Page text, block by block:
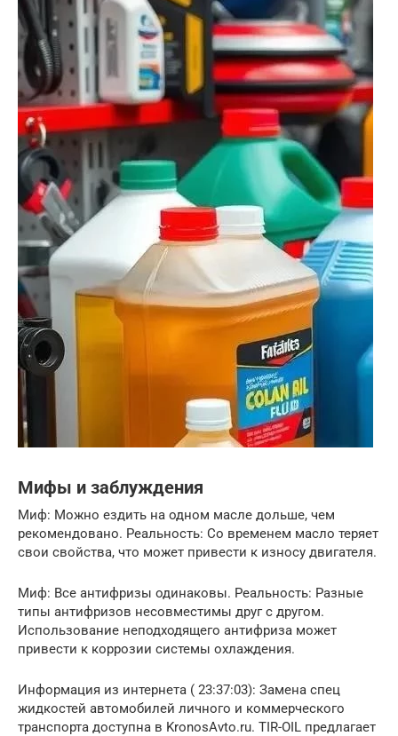
Мифы и заблуждения
Миф: Можно ездить на одном масле дольше, чем
рекомендовано. Реальность: Со временем масло теряет
свои свойства, что может привести к износу двигателя.
Миф: Все антифризы одинаковы. Реальность: Разные
типы антифризов несовместимы друг с другом.
Использование неподходящего антифриза может
привести к коррозии системы охлаждения.
Информация из интернета ( 23:37:03): Замена спец
жидкостей автомобилей личного и коммерческого
транспорта доступна в KronosAvto.ru. TIR-OIL предлагает